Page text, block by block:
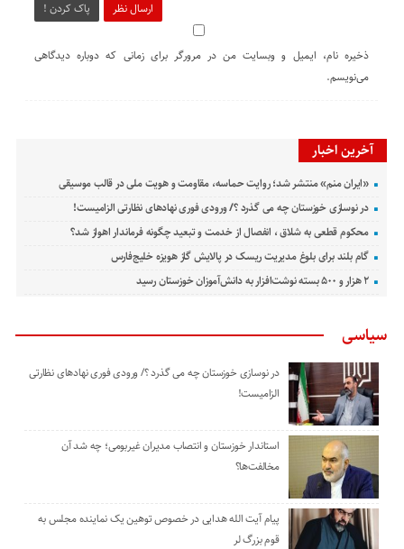
ارسال نظر پاک کردن !
ذخیره نام، ایمیل و وبسایت من در مرورگر برای زمانی که دوباره دیدگاهی
می‌نویسم.
آخرین اخبار
«ایران منم» منتشر شد؛ روایت حماسه، مقاومت و هویت ملی در قالب موسیقی
در نوسازی خوزستان چه می گذرد ؟/ ورودی فوری نهادهای نظارتی الزامیست!
محکوم قطعی به شلاق ، انفصال از خدمت و تبعید چگونه فرماندار اهواز شد؟
گام بلند برای بلوغ مدیریت ریسک در پالایش گاز هویزه خلیج‌فارس
۲ هزار و ۵۰۰ بسته نوشت‌افزار به دانش‌آموزان خوزستان رسید
سیاسی
در نوسازی خوزستان چه می گذرد ؟/ ورودی فوری نهادهای نظارتی
الزامیست!
استاندار خوزستان و انتصاب مدیران غیربومی؛ چه شد آن
مخالفت‌ها؟
پیام آیت الله هدایی در خصوص توهین یک نماینده مجلس به
قوم بزرگ لر